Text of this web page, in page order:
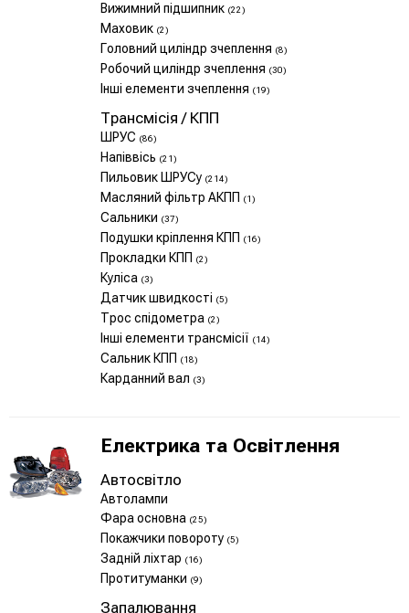
Вижимний підшипник (22)
Маховик (2)
Головний циліндр зчеплення (8)
Робочий циліндр зчеплення (30)
Інші елементи зчеплення (19)
Трансмісія / КПП
ШРУС (86)
Напіввісь (21)
Пильовик ШРУСу (214)
Масляний фільтр АКПП (1)
Сальники (37)
Подушки кріплення КПП (16)
Прокладки КПП (2)
Куліса (3)
Датчик швидкості (5)
Трос спідометра (2)
Інші елементи трансмісії (14)
Сальник КПП (18)
Карданний вал (3)
Електрика та Освітлення
Автосвітло
Автолампи
Фара основна (25)
Покажчики повороту (5)
Задній ліхтар (16)
Протитуманки (9)
Запалювання